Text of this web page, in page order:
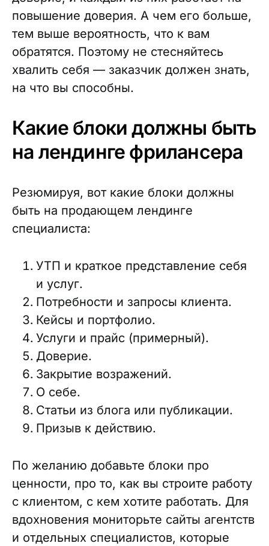
повышение доверия. А чем его больше,
тем выше вероятность, что к вам
обратятся. Поэтому не стесняйтесь
хвалить себя — заказчик должен знать,
на что вы способны.
Какие блоки должны быть
на лендинге фрилансера
Резюмируя, вот какие блоки должны
быть на продающем лендинге
специалиста:
УТП и краткое представление себя
и услуг.
Потребности и запросы клиента.
Кейсы и портфолио.
Услуги и прайс (примерный).
Доверие.
Закрытие возражений.
О себе.
Статьи из блога или публикации.
Призыв к действию.
По желанию добавьте блоки про
ценности, про то, как вы строите работу
с клиентом, с кем хотите работать. Для
вдохновения мониторьте сайты агентств
и отдельных специалистов, которые